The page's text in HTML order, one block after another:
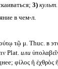
3) культ.
в чем-л.
τῷ μ. Thuc. в
Plat. или
φίλος ἢ ἐχθρὸς